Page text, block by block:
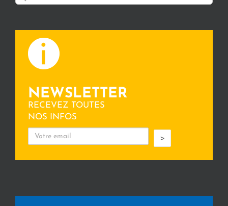
NEWSLETTER
RECEVEZ TOUTES
NOS INFOS
>